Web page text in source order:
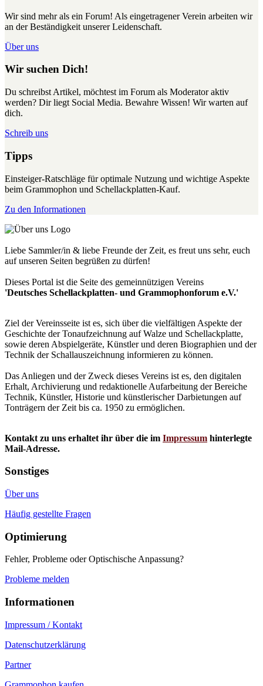
Wir sind mehr als ein Forum! Als eingetragener Verein arbeiten wir
an der Beständigkeit unserer Leidenschaft.
Über uns
Wir suchen Dich!
Du schreibst Artikel, möchtest im Forum als Moderator aktiv
werden? Dir liegt Social Media. Bewahre Wissen! Wir warten auf
dich.
Schreib uns
Tipps
Einsteiger-Ratschläge für optimale Nutzung und wichtige Aspekte
beim Grammophon und Schellackplatten-Kauf.
Zu den Informationen
Liebe Sammler/in & liebe Freunde der Zeit, es freut uns sehr, euch
auf unseren Seiten begrüßen zu dürfen!
Dieses Portal ist die Seite des gemeinnützigen Vereins
'Deutsches Schellackplatten- und Grammophonforum e.V.'
Ziel der Vereinsseite ist es, sich über die vielfältigen Aspekte der
Geschichte der Tonaufzeichnung auf Walze und Schellackplatte,
sowie deren Abspielgeräte, Künstler und deren Biographien und der
Technik der Schallauszeichnung informieren zu können.
Das Anliegen und der Zweck dieses Vereins ist es, den digitalen
Erhalt, Archivierung und redaktionelle Aufarbeitung der Bereiche
Technik, Künstler, Historie und künstlerischer Darbietungen auf
Tonträgern der Zeit bis ca. 1950 zu ermöglichen.
Kontakt zu uns erhaltet ihr über die im Impressum hinterlegte
Mail-Adresse.
Sonstiges
Über uns
Häufig gestellte Fragen
Optimierung
Fehler, Probleme oder Optischische Anpassung?
Probleme melden
Informationen
Impressum / Kontakt
Datenschutzerklärung
Partner